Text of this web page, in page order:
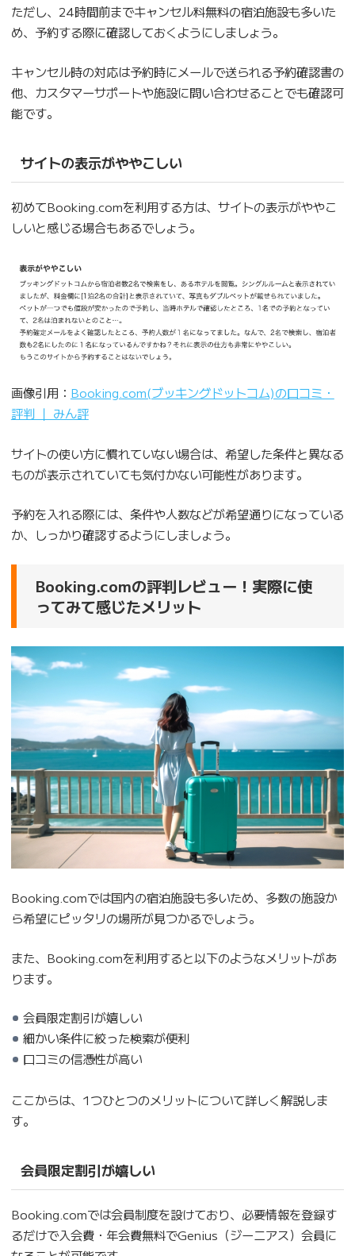
ただし、24時間前までキャンセル料無料の宿泊施設も多いた
め、予約する際に確認しておくようにしましょう。
キャンセル時の対応は予約時にメールで送られる予約確認書の
他、カスタマーサポートや施設に問い合わせることでも確認可
能です。
サイトの表示がややこしい
初めてBooking.comを利用する方は、サイトの表示がややこ
しいと感じる場合もあるでしょう。
画像引用： Booking.com(ブッキングドットコム)の口コミ・
評判 ｜ みん評
サイトの使い方に慣れていない場合は、希望した条件と異なる
ものが表示されていても気付かない可能性があります。
予約を入れる際には、条件や人数などが希望通りになっている
か、しっかり確認するようにしましょう。
Booking.comの評判レビュー！実際に使
ってみて感じたメリット
Booking.comでは国内の宿泊施設も多いため、多数の施設か
ら希望にピッタリの場所が見つかるでしょう。
また、Booking.comを利用すると以下のようなメリットがあ
ります。
会員限定割引が嬉しい
細かい条件に絞った検索が便利
口コミの信憑性が高い
ここからは、1つひとつのメリットについて詳しく解説しま
す。
会員限定割引が嬉しい
Booking.comでは会員制度を設けており、必要情報を登録す
るだけで入会費・年会費無料でGenius（ジーニアス）会員に